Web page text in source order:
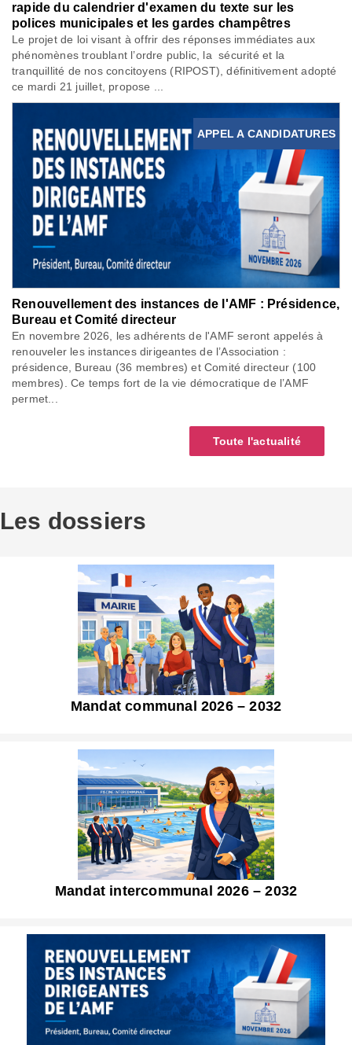
rapide du calendrier d'examen du texte sur les
polices municipales et les gardes champêtres
Le projet de loi visant à offrir des réponses immédiates aux
phénomènes troublant l’ordre public, la sécurité et la
tranquillité de nos concitoyens (RIPOST), définitivement adopté
ce mardi 21 juillet, propose ...
APPEL A CANDIDATURES
Renouvellement des instances de l'AMF : Présidence,
Bureau et Comité directeur
En novembre 2026, les adhérents de l'AMF seront appelés à
renouveler les instances dirigeantes de l’Association :
présidence, Bureau (36 membres) et Comité directeur (100
membres). Ce temps fort de la vie démocratique de l’AMF
permet...
Toute l'actualité
Les dossiers
Mandat communal 2026 – 2032
Mandat intercommunal 2026 – 2032